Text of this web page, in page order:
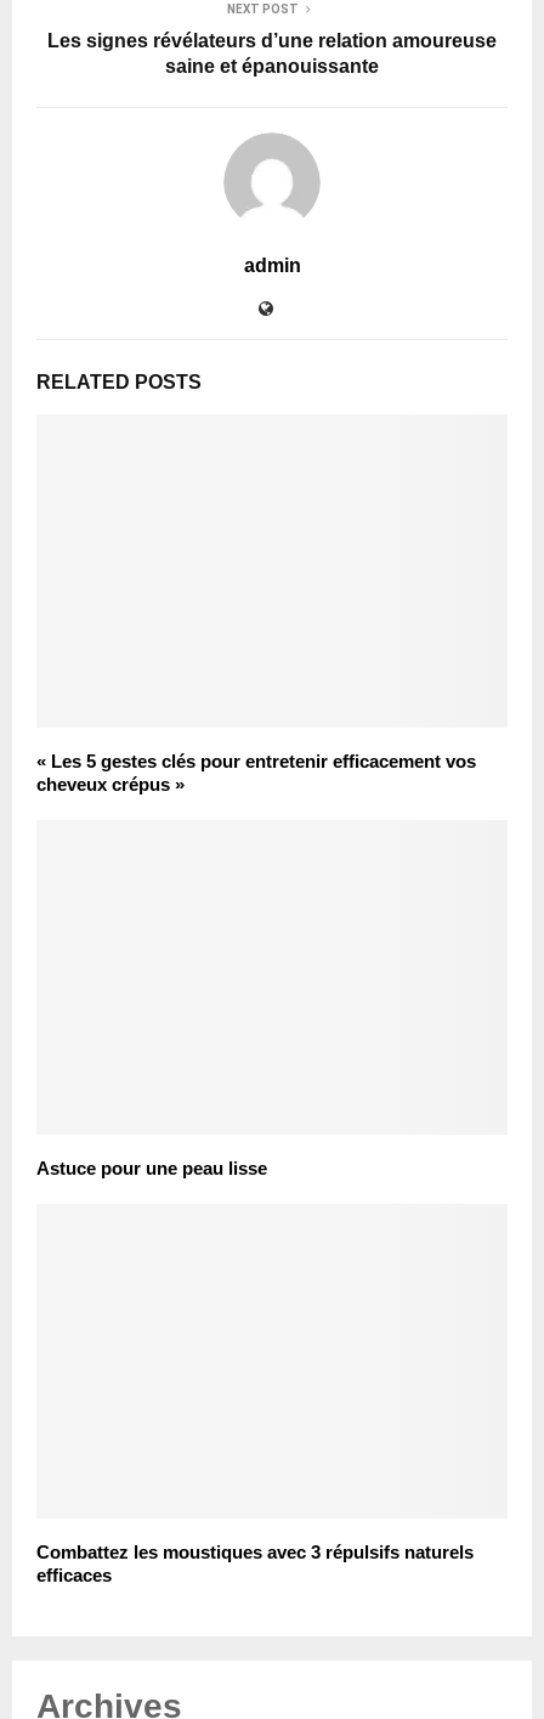
NEXT POST
Les signes révélateurs d’une relation amoureuse
saine et épanouissante
admin
RELATED POSTS
« Les 5 gestes clés pour entretenir efficacement vos
cheveux crépus »
Astuce pour une peau lisse
Combattez les moustiques avec 3 répulsifs naturels
efficaces
Archives